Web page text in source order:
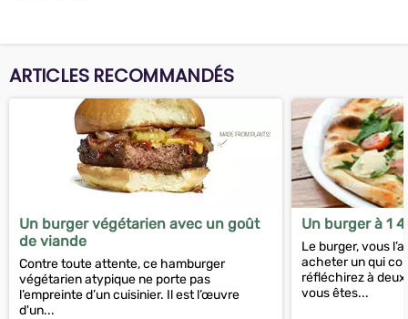
ARTICLES RECOMMANDÉS
Un burger végétarien avec un goût
de viande
Contre toute attente, ce hamburger
végétarien atypique ne porte pas
l’empreinte d’un cuisinier. Il est l’œuvre
d'un...
Un burger à 1
Le burger, vous
acheter un qui
réfléchirez à
vous êtes...